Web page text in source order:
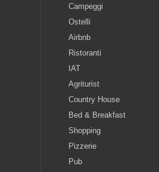
Campeggi
Ostelli
Airbnb
Ristoranti
IAT
Agriturist
Country House
Bed & Breakfast
Shopping
Pizzerie
Pub